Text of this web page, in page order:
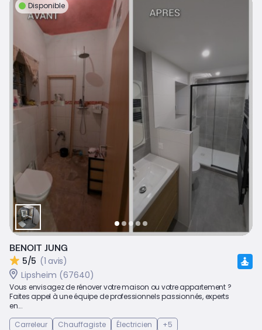
Disponible
BENOIT JUNG
5/5 (1 avis)
Lipsheim (67640)
Vous envisagez de rénover votre maison ou votre appartement ?
Faites appel à une équipe de professionnels passionnés, experts
en...
Carreleur
Chauffagiste Électricien +5